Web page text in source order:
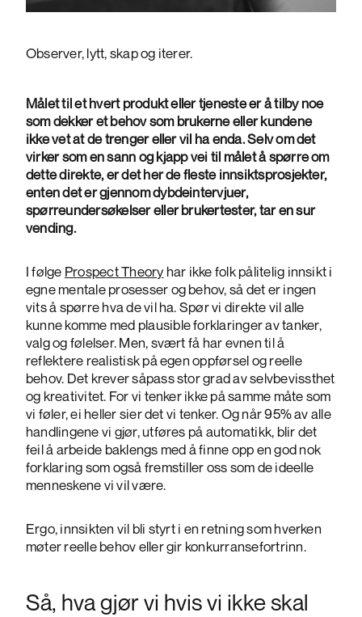
Observer, lytt, skap og iterer.
Målet til et hvert produkt eller tjeneste er å tilby noe
som dekker et behov som brukerne eller kundene
ikke vet at de trenger eller vil ha enda. Selv om det
virker som en sann og kjapp vei til målet å spørre om
dette direkte, er det her de fleste innsiktsprosjekter,
enten det er gjennom dybdeintervjuer,
spørreundersøkelser eller brukertester, tar en sur
vending.
I følge Prospect Theory har ikke folk pålitelig innsikt i
egne mentale prosesser og behov, så det er ingen
vits å spørre hva de vil ha. Spør vi direkte vil alle
kunne komme med plausible forklaringer av tanker,
valg og følelser. Men, svært få har evnen til å
reflektere realistisk på egen oppførsel og reelle
behov. Det krever såpass stor grad av selvbevissthet
og kreativitet. For vi tenker ikke på samme måte som
vi føler, ei heller sier det vi tenker. Og når 95% av alle
handlingene vi gjør, utføres på automatikk, blir det
feil å arbeide baklengs med å finne opp en god nok
forklaring som også fremstiller oss som de ideelle
menneskene vi vil være.
Ergo, innsikten vil bli styrt i en retning som hverken
møter reelle behov eller gir konkurransefortrinn.
Så, hva gjør vi hvis vi ikke skal